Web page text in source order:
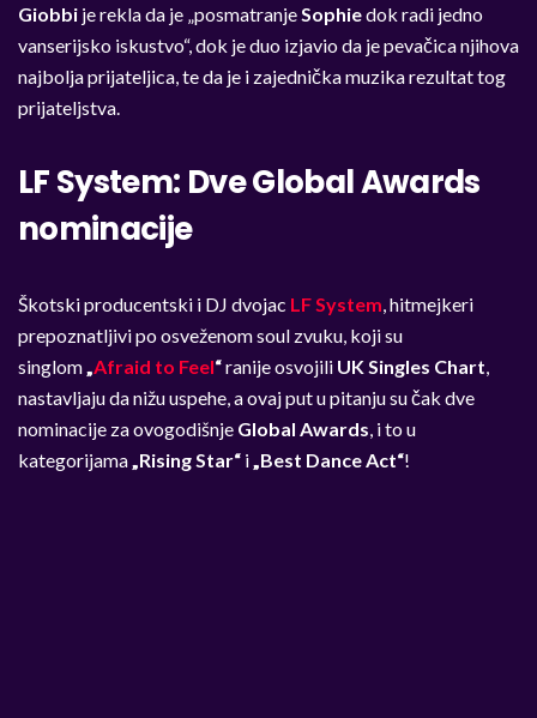
Giobbi je rekla da je „posmatranje Sophiedok radi jedno
vanserijsko iskustvo“, dok je duo izjavio da je pevačica njihova
najbolja prijateljica, te da je i zajednička muzika rezultat tog
prijateljstva.
LF System: Dve Global Awards
nominacije
Škotski producentski i DJ dvojac LF System , hitmejkeri
prepoznatljivi po osveženom soul zvuku, koji su
singlom Afraid to Feel“ranije osvojili UK Singles Chart
nastavljaju da nižu uspehe, a ovaj put u pitanju su čak dve
nominacije za ovogodišnje Global Awards , i to u
kategorijama „Rising Star“ i „Best Dance Act“!